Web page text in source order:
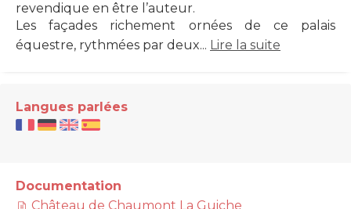
revendique en être l’auteur.
Les façades richement ornées de ce palais
équestre, rythmées par deux... Lire la suite
Langues parlées
Documentation
Château de Chaumont La Guiche